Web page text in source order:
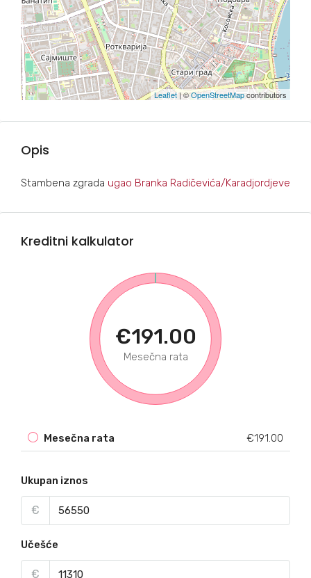
Leaflet| ©OpenStreetMapcontributors
Opis
Stambena zgrada ugao Branka Radičevića/Karadjordjeve
Kreditni kalkulator
€191.00
Mesečna rata
Mesečna rata €191.00
Ukupan iznos
€
Učešće
€